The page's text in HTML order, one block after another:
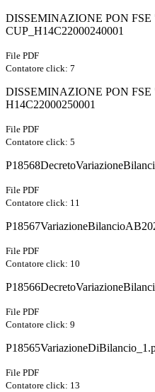
DISSEMINAZIONE PON
CUP_H14C22000240001
File PDF
Contatore click: 7
DISSEMINAZIONE PON
H14C22000250001
File PDF
Contatore click: 5
File PDF
Contatore click: 11
File PDF
Contatore click: 10
File PDF
Contatore click: 9
File PDF
Contatore click: 13